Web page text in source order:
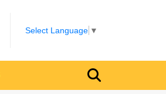
Select Language ▼